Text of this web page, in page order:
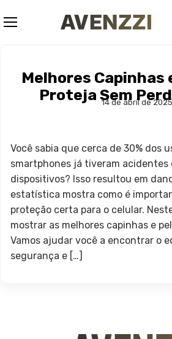
Melhores Capinhas
Proteja Sem14 de abril de 2025
Você sabia que cerca de 30% dos
smartphones já tiveram acidentes
dispositivos? Isso resultou em
estatística mostra como é
proteção certa para o celular.
mostrar as melhores capinhas e
Vamos ajudar você a encontrar o
segurança e […]